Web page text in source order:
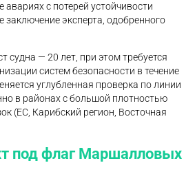
с потерей устойчивости
заключение эксперта, одобренного
судна — 20 лет, при этом требуется
систем безопасности в течение
углубленная проверка по линии
в районах с большой плотностью
(ЕС, Карибский регион, Восточная
под флаг Маршалловых